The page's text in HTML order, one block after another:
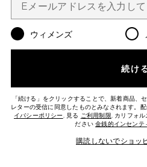
今トレンド!
先ほど29点売れました
ビーチサンダル
TKEES
ウィメンズ
続け
「続ける」をクリックすることで、新着商品、
レターの受信に同意したものとみなされます。
イバシーポリシー. 見る ご利用制限. カリフォル
ださい金銭的インセンテ
購読しないでショッ